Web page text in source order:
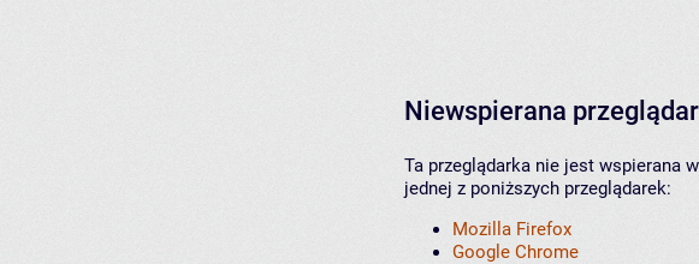
Niewspierana
Ta przeglądarka nie jest wspierana
jednej z poniższych przeglądarek:
Mozilla Firefox
Google Chrome